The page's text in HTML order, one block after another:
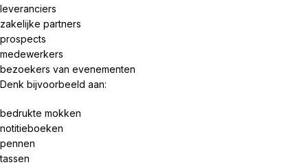
leveranciers
zakelijke partners
prospects
medewerkers
bezoekers van evenementen
Denk bijvoorbeeld aan:
bedrukte mokken
notitieboeken
pennen
tassen